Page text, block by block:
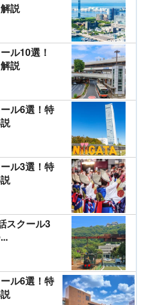
説
ル10選！
説
ル6選！特
ル3選！特
スクール3
ル6選！特